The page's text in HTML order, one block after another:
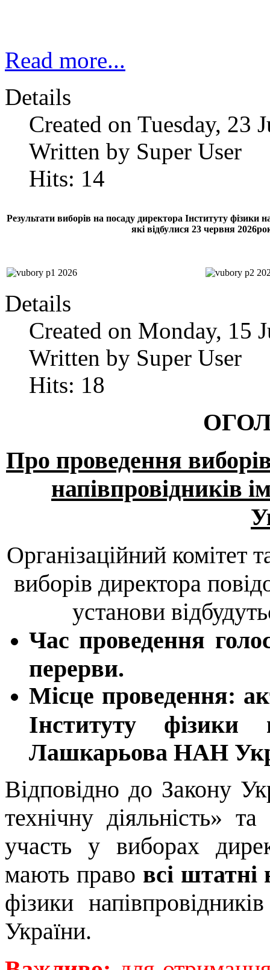
Read more...
Details
Created on Tuesday, 23
Written by Super User
Hits: 14
Результати виборів на посаду директора Інституту фізики
які відбулися 23 червня
Details
Created on Monday, 15
Written by Super User
Hits: 18
Про проведення
напівпровідників
Організаційний комітет
виборів директора
установи
Час проведення
перерви.
Місце проведення:
Інституту фізики
Лашкарьова НАН
Відповідно до Закону
технічну діяльність»
участь у виборах
мають право всі штатні
фізики
України.